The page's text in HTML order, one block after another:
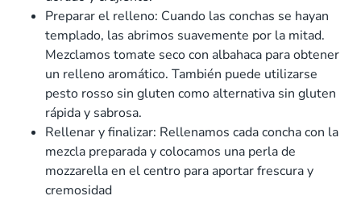
Preparar el relleno: Cuando las conchas se hayan
templado, las abrimos suavemente por la mitad.
Mezclamos tomate seco con albahaca para obtener
un relleno aromático. También puede utilizarse
pesto rosso sin gluten como alternativa sin gluten
rápida y sabrosa.
Rellenar y finalizar: Rellenamos cada concha con la
mezcla preparada y colocamos una perla de
mozzarella en el centro para aportar frescura y
cremosidad